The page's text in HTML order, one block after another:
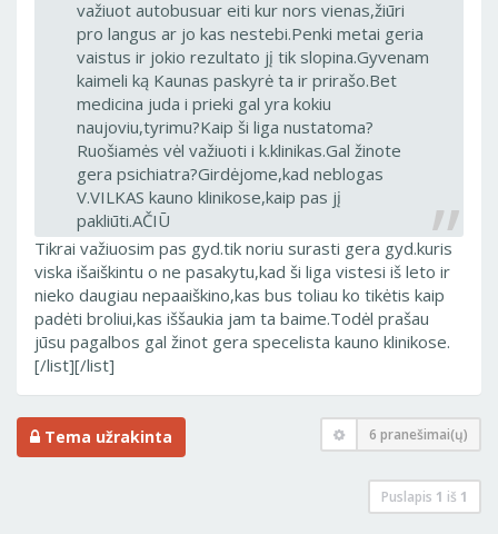
važiuot autobusuar eiti kur nors vienas,žiūri
pro langus ar jo kas nestebi.Penki metai geria
vaistus ir jokio rezultato jį tik slopina.Gyvenam
kaimeli ką Kaunas paskyrė ta ir prirašo.Bet
medicina juda i prieki gal yra kokiu
naujoviu,tyrimu?Kaip ši liga nustatoma?
Ruošiamės vėl važiuoti i k.klinikas.Gal žinote
gera psichiatra?Girdėjome,kad neblogas
V.VILKAS kauno klinikose,kaip pas jį
pakliūti.AČIŪ
Tikrai važiuosim pas gyd.tik noriu surasti gera gyd.kuris
viska išaiškintu o ne pasakytu,kad ši liga vistesi iš leto ir
nieko daugiau nepaaiškino,kas bus toliau ko tikėtis kaip
padėti broliui,kas iššaukia jam ta baime.Todėl prašau
jūsu pagalbos gal žinot gera specelista kauno klinikose.
[/list][/list]
Tema užrakinta 6 pranešimai(ų)
Puslapis 1 iš 1